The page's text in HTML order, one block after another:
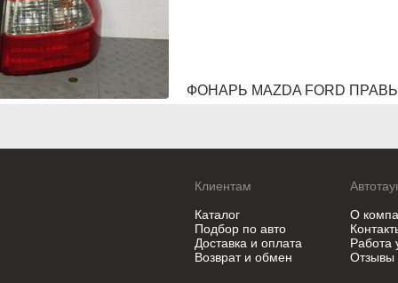
ФОНАРЬ MAZDA FORD
Клиентам
Каталог
Подбор по авто
Доставка и оплата
Возврат и обмен
О
Работа
Отзывы
Vauxhall
Volkswagen
Volvo
Vauxhall
Volkswagen
Volvo